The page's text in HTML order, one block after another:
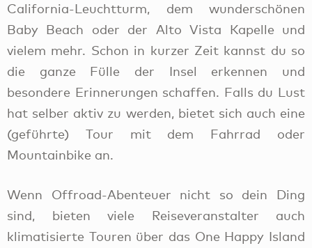
California-Leuchtturm, dem wunderschönen
Baby Beach oder der Alto Vista Kapelle und
vielem mehr. Schon in kurzer Zeit kannst du so
die ganze Fülle der Insel erkennen und
besondere Erinnerungen schaffen. Falls du Lust
hat selber aktiv zu werden, bietet sich auch eine
(geführte) Tour mit dem Fahrrad oder
Mountainbike an.
Wenn Offroad-Abenteuer nicht so dein Ding
sind, bieten viele Reiseveranstalter auch
klimatisierte Touren über das One Happy Island